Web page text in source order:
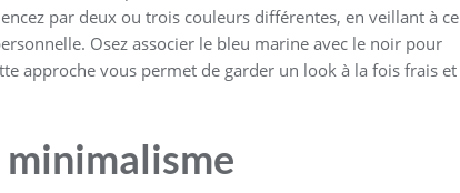
par deux ou trois couleurs différentes, en veillant à ce
Osez associer le bleu marine avec le noir pour
approche vous permet de garder un look à la fois frais et